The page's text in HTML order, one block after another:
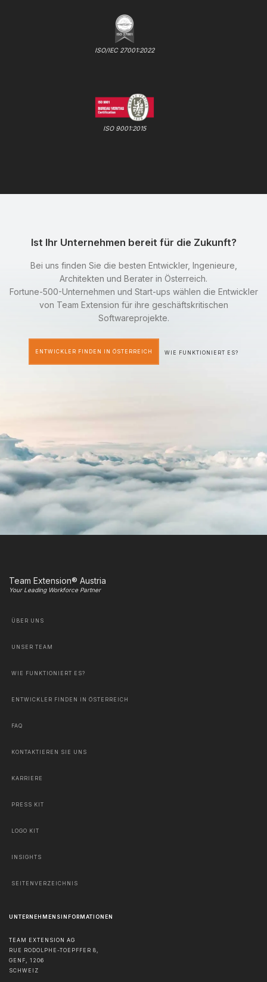
ISO/IEC 27001:2022
ISO 9001:2015
Ist Ihr Unternehmen bereit für die Zukunft?
Bei uns finden Sie die besten Entwickler, Ingenieure,
Architekten und Berater in Österreich.
Fortune-500-Unternehmen und Start-ups wählen die Entwickler
von Team Extension für ihre geschäftskritischen
Softwareprojekte.
ENTWICKLER FINDEN IN ÖSTERREICH WIE FUNKTIONIERT ES?
Team Extension® Austria
Your Leading Workforce Partner
ÜBER UNS
UNSER TEAM
WIE FUNKTIONIERT ES?
ENTWICKLER FINDEN IN ÖSTERREICH
FAQ
KONTAKTIEREN SIE UNS
KARRIERE
PRESS KIT
LOGO KIT
INSIGHTS
SEITENVERZEICHNIS
UNTERNEHMENSINFORMATIONEN
TEAM EXTENSION AG
RUE RODOLPHE-TOEPFFER 8,
GENF, 1206
SCHWEIZ